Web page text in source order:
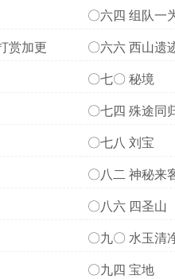
〇六四 组队一
加更
赏加更
〇六六 西山遗
〇七〇 秘境
〇七四 殊途同
〇七八 刘宝
〇八二 神秘来
〇八六 四圣山
〇九〇 水玉清
〇九四 宝地